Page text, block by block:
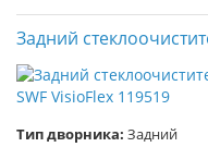
Задний
Тип дворника: Задний